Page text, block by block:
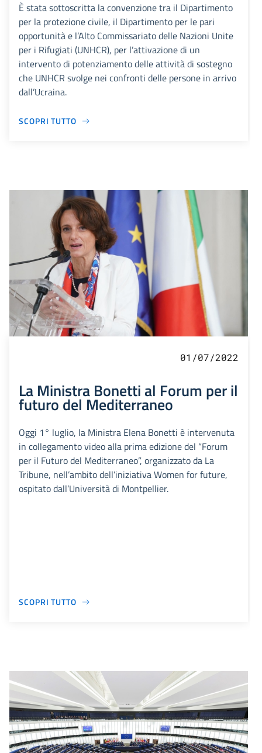
È stata sottoscritta la convenzione tra il Dipartimento
per la protezione civile, il Dipartimento per le pari
opportunità e l’Alto Commissariato delle Nazioni Unite
per i Rifugiati (UNHCR), per l’attivazione di un
intervento di potenziamento delle attività di sostegno
che UNHCR svolge nei confronti delle persone in arrivo
dall’Ucraina.
SCOPRI TUTTO
01/07/2022
La Ministra Bonetti al Forum per il
futuro del Mediterraneo
Oggi 1° luglio, la Ministra Elena Bonetti è intervenuta
in collegamento video alla prima edizione del “Forum
per il Futuro del Mediterraneo”, organizzato da La
Tribune, nell’ambito dell’iniziativa Women for future,
ospitato dall’Università di Montpellier.
SCOPRI TUTTO